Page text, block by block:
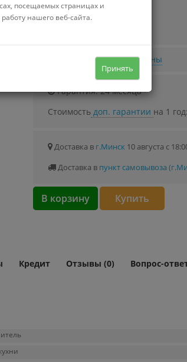
Можно купить в кредит
Стоимость от 0.78 ƃ/мec.
Узнать о снижении цены
Гарантия: 24 месяца
Стоимостьдоп. гарантии на 1
Доставка в г.Минск 10 августа с
Доставка в пункт самовывоза
В корзину Купить
Кредит Отзывы (0) Вопрос-
посещаемых страницах и
нашего веб-сайта.
Принять